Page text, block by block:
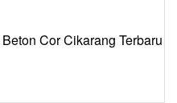
Cor Cikarang Terbaru